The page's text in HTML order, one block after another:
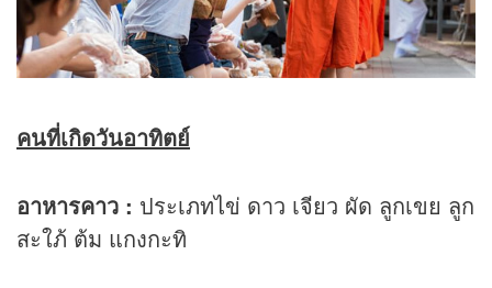
คนที่เกิดวันอาทิตย์
อาหารคาว : ประเภทไข่ ดาว เจียว ผัด ลูกเขย ลูก
สะใภ้ ต้ม แกงกะทิ